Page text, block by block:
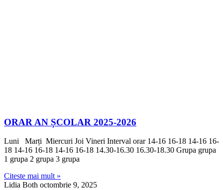
ORAR AN ȘCOLAR 2025-2026
Luni Marți Miercuri Joi Vineri Interval orar 14-16 16-18 14-16 16-
18 14-16 16-18 14-16 16-18 14.30-16.30 16.30-18.30 Grupa grupa
1 grupa 2 grupa 3 grupa
Citeste mai mult »
Lidia Both octombrie 9, 2025